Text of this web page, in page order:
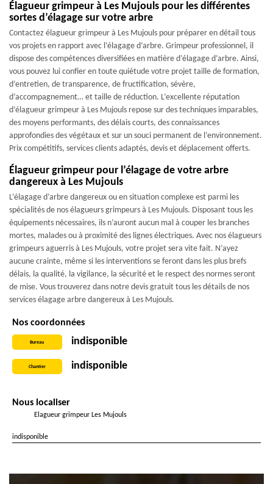
Élagueur grimpeur à Les Mujouls pour les différentes
sortes d’élagage sur votre arbre
Contactez élagueur grimpeur à Les Mujouls pour préparer en détail tous
vos projets en rapport avec l’élagage d’arbre. Grimpeur professionnel, il
dispose des compétences diversifiées en matière d’élagage d’arbre. Ainsi,
vous pouvez lui confier en toute quiétude votre projet taille de formation,
d’entretien, de transparence, de fructification, sévère,
d’accompagnement… et taille de réduction. L’excellente réputation
d’élagueur grimpeur à Les Mujouls repose sur des techniques imparables,
des moyens performants, des délais courts, des connaissances
approfondies des végétaux et sur un souci permanent de l’environnement.
Prix compétitifs, services clients adaptés, devis et déplacement offerts.
Élagueur grimpeur pour l’élagage de votre arbre
dangereux à Les Mujouls
L’élagage d’arbre dangereux ou en situation complexe est parmi les
spécialités de nos élagueurs grimpeurs à Les Mujouls. Disposant tous les
équipements nécessaires, ils n’auront aucun mal à couper les branches
mortes, malades ou à proximité des lignes électriques. Avec nos élagueurs
grimpeurs aguerris à Les Mujouls, votre projet sera vite fait. N’ayez
aucune crainte, même si les interventions se feront dans les plus brefs
délais, la qualité, la vigilance, la sécurité et le respect des normes seront
de mise. Vous trouverez dans notre devis gratuit tous les détails de nos
services élagage arbre dangereux à Les Mujouls.
Nos coordonnées
Bureau indisponible
Chantier indisponible
Nous localiser
Elagueur grimpeur Les Mujouls
indisponible